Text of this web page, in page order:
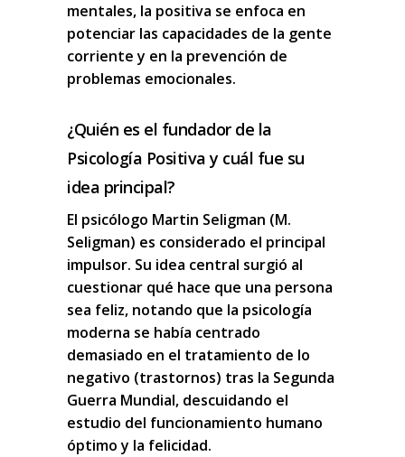
mentales, la positiva se enfoca en
potenciar las capacidades de la gente
corriente y en la prevención de
problemas emocionales.
¿Quién es el fundador de la
Psicología Positiva y cuál fue su
idea principal?
El psicólogo Martin Seligman (M.
Seligman) es considerado el principal
impulsor. Su idea central surgió al
cuestionar qué hace que una persona
sea feliz, notando que la psicología
moderna se había centrado
demasiado en el tratamiento de lo
negativo (trastornos) tras la Segunda
Guerra Mundial, descuidando el
estudio del funcionamiento humano
óptimo y la felicidad.